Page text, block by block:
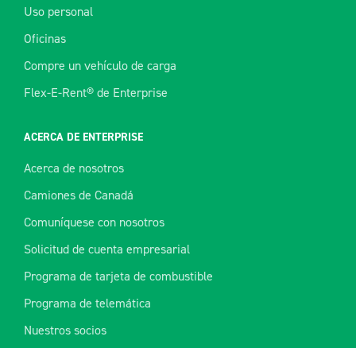
Uso personal
Oficinas
Compre un vehículo de carga
Flex-E-Rent® de Enterprise
ACERCA DE ENTERPRISE
Acerca de nosotros
Camiones de Canadá
Comuníquese con nosotros
Solicitud de cuenta empresarial
Programa de tarjeta de combustible
Programa de telemática
Nuestros socios